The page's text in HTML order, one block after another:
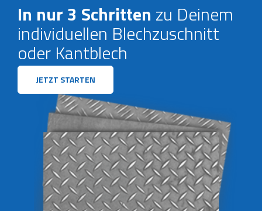
In nur 3 Schritten zu Deinem
individuellen Blechzuschnitt
oder Kantblech
JETZT STARTEN